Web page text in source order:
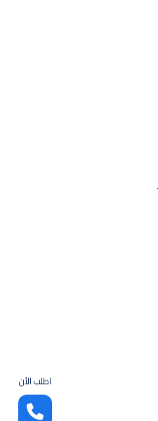
اطلب الأن